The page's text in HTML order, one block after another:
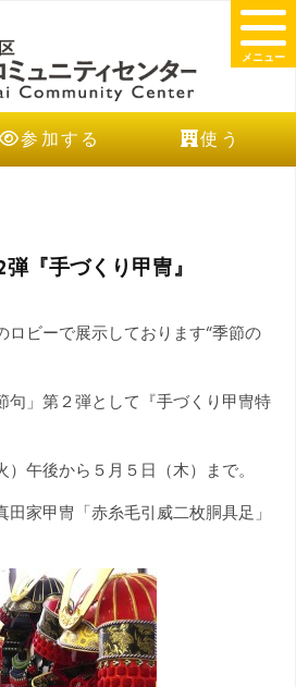
参加する 使う
メニュー
『手づくり甲冑』
ロビーで展示しております“季節の
句」第２弾として『手づくり甲冑特
午後から５月５日（木）まで。
家甲冑「赤糸毛引威二枚胴具足」